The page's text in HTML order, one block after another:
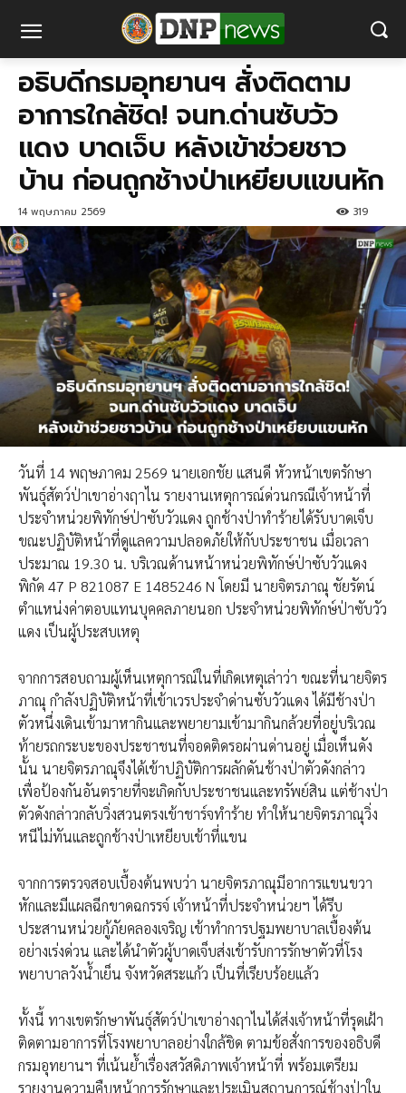
อธิบดีกรมอุทยานฯ สั่งติดตาม
อาการใกล้ชิด! จนท.ด่านซับวัว
แดง บาดเจ็บ​ หลังเข้าช่วยชาว
บ้าน​ ก่อนถูกช้างป่าเหยียบแขนหัก
14 พฤษภาคม 2569 319
วันที่ 14 พฤษภาคม 2569 นายเอกชัย แสนดี หัวหน้าเขตรักษา
พันธุ์สัตว์ป่าเขาอ่างฤาไน รายงานเหตุการณ์ด่วนกรณีเจ้าหน้าที่
ประจำหน่วยพิทักษ์ป่าซับวัวแดง ถูกช้างป่าทำร้ายได้รับบาดเจ็บ
ขณะปฏิบัติหน้าที่ดูแลความปลอดภัยให้กับประชาชน เมื่อเวลา
ประมาณ 19.30 น. บริเวณด้านหน้าหน่วยพิทักษ์ป่าซับวัวแดง
พิกัด 47 P 821087 E 1485246 N โดยมี นายจิตรภาณุ ชัยรัตน์
ตำแหน่งค่าตอบแทนบุคคลภายนอก ประจำหน่วยพิทักษ์ป่าซับวัว
แดง เป็นผู้ประสบเหตุ
จากการสอบถามผู้เห็นเหตุการณ์ในที่เกิดเหตุเล่าว่า ขณะที่นายจิตร
ภาณุ กำลังปฏิบัติหน้าที่เข้าเวรประจำด่านซับวัวแดง ได้มีช้างป่า
ตัวหนึ่งเดินเข้ามาหากินและพยายามเข้ามากินกล้วยที่อยู่บริเวณ
ท้ายรถกระบะของประชาชนที่จอดติดรอผ่านด่านอยู่ เมื่อเห็นดัง
นั้น นายจิตรภาณุจึงได้เข้าปฏิบัติการผลักดันช้างป่าตัวดังกล่าว
เพื่อป้องกันอันตรายที่จะเกิดกับประชาชนและทรัพย์สิน แต่ช้างป่า
ตัวดังกล่าวกลับวิ่งสวนตรงเข้าชาร์จทำร้าย ทำให้นายจิตรภาณุวิ่ง
หนีไม่ทันและถูกช้างป่าเหยียบเข้าที่แขน
จากการตรวจสอบเบื้องต้นพบว่า นายจิตรภาณุมีอาการแขนขวา
หักและมีแผลฉีกขาดฉกรรจ์ เจ้าหน้าที่ประจำหน่วยฯ ได้รีบ
ประสานหน่วยกู้ภัยคลองเจริญ เข้าทำการปฐมพยาบาลเบื้องต้น
อย่างเร่งด่วน และได้นำตัวผู้บาดเจ็บส่งเข้ารับการรักษาตัวที่โรง
พยาบาลวังน้ำเย็น จังหวัดสระแก้ว เป็นที่เรียบร้อยแล้ว
ทั้งนี้ ทางเขตรักษาพันธุ์สัตว์ป่าเขาอ่างฤาไนได้ส่งเจ้าหน้าที่รุดเฝ้า
ติดตามอาการที่โรงพยาบาลอย่างใกล้ชิด ตามข้อสั่งการของอธิบดี
กรมอุทยานฯ ที่เน้นย้ำเรื่องสวัสดิภาพเจ้าหน้าที่ พร้อมเตรียม
รายงานความคืบหน้าการรักษาและประเมินสถานการณ์ช้างป่าใน